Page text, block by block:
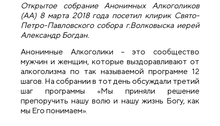
Открытое собрание Анонимных Алкоголиков
(АА) 8 марта 2018 года посетил клирик Свято-
Петро-Павловского собора г.Волковыска иерей
Александр Богдан.
Анонимные Алкоголики – это сообщество
мужчин и женщин, которые выздоравливают от
алкоголизма по так называемой программе 12
шагов. На собрании в тот день обсуждали третий
шаг программы «Мы приняли решение
препоручить нашу волю и нашу жизнь Богу, как
мы Его понимаем».